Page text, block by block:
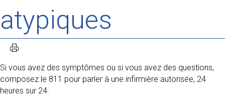
atypiques
Si vous avez des symptômes ou si vous avez des questions,
composez le 811 pour parler à une infirmière autorisée, 24
heures sur 24.